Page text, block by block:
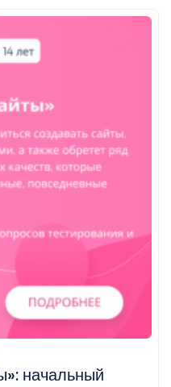
начальный